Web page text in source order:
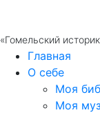
«Гомельский
Главная
О себе
Моя
Моя